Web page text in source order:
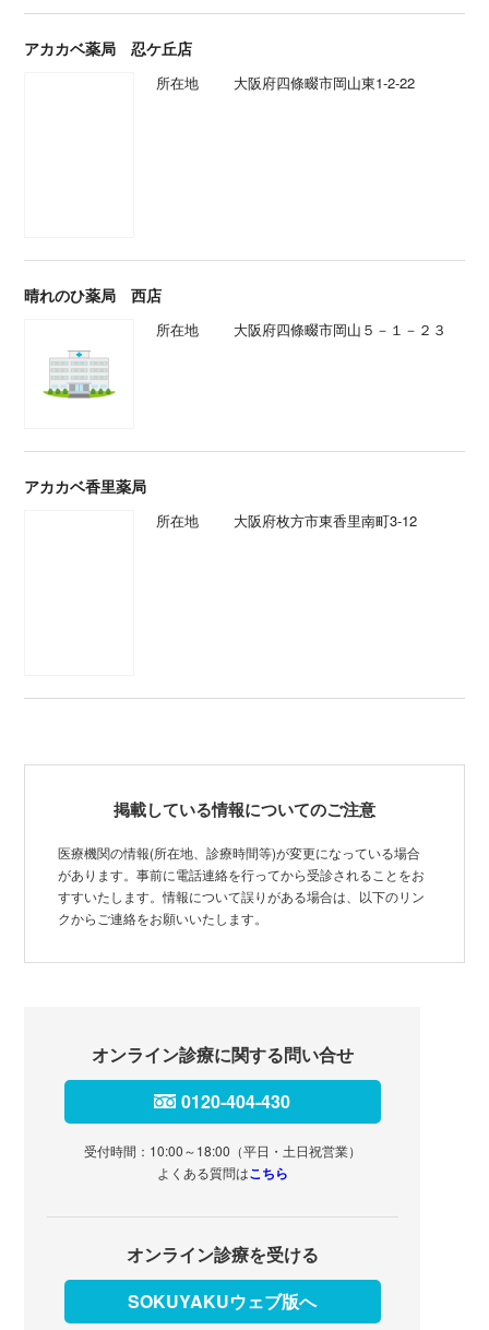
アカカベ薬局 忍ケ丘店
所在地 大阪府四條畷市岡山東1-2-22
晴れのひ薬局 西店
所在地 大阪府四條畷市岡山５－１－２３
アカカベ香里薬局
所在地 大阪府枚方市東香里南町3-12
掲載している情報についてのご注意
医療機関の情報(所在地、診療時間等)が変更になっている場合
があります。事前に電話連絡を行ってから受診されることをお
すすいたします。情報について誤りがある場合は、以下のリン
クからご連絡をお願いいたします。
オンライン診療に関する問い合せ
0120-404-430
受付時間：10:00～18:00（平日・土日祝営業）
よくある質問はこちら
オンライン診療を受ける
SOKUYAKUウェブ版へ